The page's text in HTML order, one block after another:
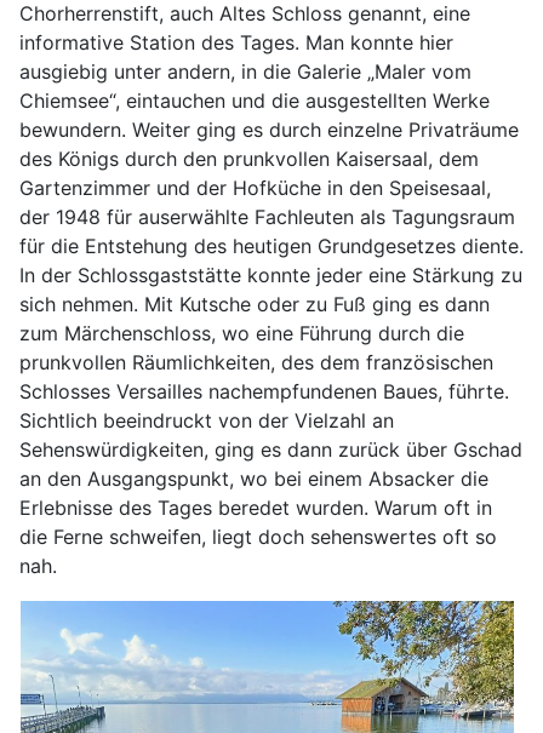
Chorherrenstift, auch Altes Schloss genannt, eine
informative Station des Tages. Man konnte hier
ausgiebig unter andern, in die Galerie „Maler vom
Chiemsee“, eintauchen und die ausgestellten Werke
bewundern. Weiter ging es durch einzelne Privaträume
des Königs durch den prunkvollen Kaisersaal, dem
Gartenzimmer und der Hofküche in den Speisesaal,
der 1948 für auserwählte Fachleuten als Tagungsraum
für die Entstehung des heutigen Grundgesetzes diente.
In der Schlossgaststätte konnte jeder eine Stärkung zu
sich nehmen. Mit Kutsche oder zu Fuß ging es dann
zum Märchenschloss, wo eine Führung durch die
prunkvollen Räumlichkeiten, des dem französischen
Schlosses Versailles nachempfundenen Baues, führte.
Sichtlich beeindruckt von der Vielzahl an
Sehenswürdigkeiten, ging es dann zurück über Gschad
an den Ausgangspunkt, wo bei einem Absacker die
Erlebnisse des Tages beredet wurden. Warum oft in
die Ferne schweifen, liegt doch sehenswertes oft so
nah.